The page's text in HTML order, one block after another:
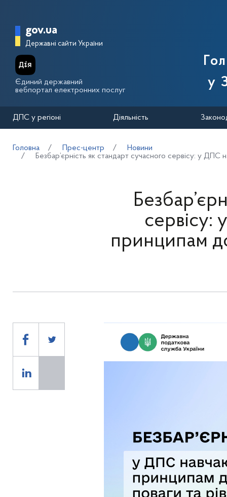
Головна сторінка Державної
gov.ua
Державні сайти України
Єдиний державний
вебпортал електронних послуг
у
ДПС у регіоні Діяльність
Головна Прес-центр
Новини
Безбар’єрність як стандарт сучасного сервісу: у ДПС
сервісу:
принципам